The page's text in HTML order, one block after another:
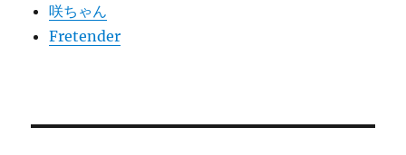
咲ちゃん
Fretender